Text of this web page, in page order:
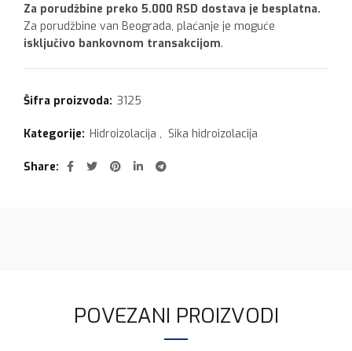
Za porudžbine preko 5.000 RSD dostava je besplatna.
Za porudžbine van Beograda, plaćanje je moguće
isključivo bankovnom transakcijom.
Šifra proizvoda: 3125
Kategorije: Hidroizolacija , Sika hidroizolacija
Share
POVEZANI PROIZVODI